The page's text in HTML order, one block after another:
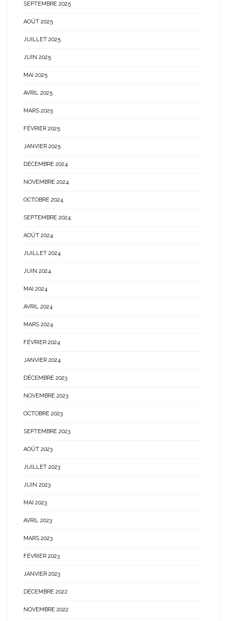
SEPTEMBRE 2025
AOÛT 2025
JUILLET 2025
JUIN 2025
MAI 2025
AVRIL 2025
MARS 2025
FÉVRIER 2025
JANVIER 2025
DÉCEMBRE 2024
NOVEMBRE 2024
OCTOBRE 2024
SEPTEMBRE 2024
AOÛT 2024
JUILLET 2024
JUIN 2024
MAI 2024
AVRIL 2024
MARS 2024
FÉVRIER 2024
JANVIER 2024
DÉCEMBRE 2023
NOVEMBRE 2023
OCTOBRE 2023
SEPTEMBRE 2023
AOÛT 2023
JUILLET 2023
JUIN 2023
MAI 2023
AVRIL 2023
MARS 2023
FÉVRIER 2023
JANVIER 2023
DÉCEMBRE 2022
NOVEMBRE 2022